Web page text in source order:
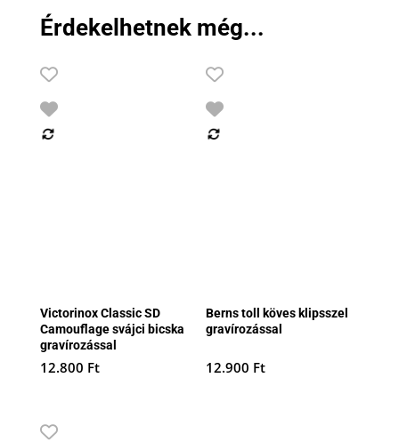
Érdekelhetnek még...
Victorinox Classic SD
Camouflage svájci bicska
gravírozással
12.800 Ft
Berns toll köves klipsszel
gravírozással
12.900 Ft